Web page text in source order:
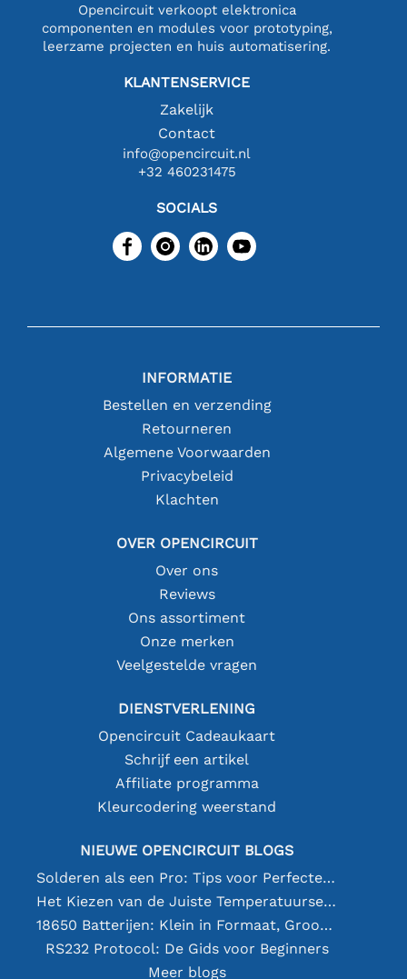
Opencircuit verkoopt elektronica
componenten en modules voor prototyping,
leerzame projecten en huis automatisering.
KLANTENSERVICE
Zakelijk
Contact
info@opencircuit.nl
+32 460231475
SOCIALS
INFORMATIE
Bestellen en verzending
Retourneren
Algemene Voorwaarden
Privacybeleid
Klachten
OVER OPENCIRCUIT
Over ons
Reviews
Ons assortiment
Onze merken
Veelgestelde vragen
DIENSTVERLENING
Opencircuit Cadeaukaart
Schrijf een artikel
Affiliate programma
Kleurcodering weerstand
NIEUWE OPENCIRCUIT BLOGS
Solderen als een Pro: Tips voor Perfecte Elektronische Verbindingen
Het Kiezen van de Juiste Temperatuursensor [youtube]
18650 Batterijen: Klein in Formaat, Groot in Prestatie
RS232 Protocol: De Gids voor Beginners
Meer blogs